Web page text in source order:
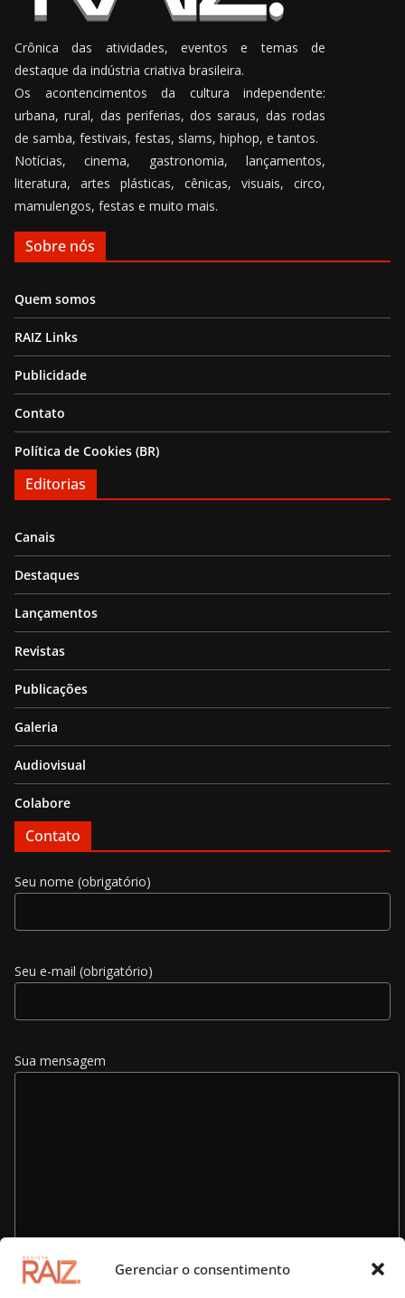
Gerenciar o consentimento
Crônica das atividades, eventos e temas de
destaque da indústria criativa brasileira.
Os acontencimentos da cultura independente:
urbana, rural, das periferias, dos saraus, das rodas
de samba, festivais, festas, slams, hiphop, e tantos.
Notícias, cinema, gastronomia, lançamentos,
literatura, artes plásticas, cênicas, visuais, circo,
mamulengos, festas e muito mais.
Sobre nós
Quem somos
RAIZ Links
Publicidade
Contato
Política de Cookies (BR)
Editorias
Canais
Destaques
Lançamentos
Revistas
Publicações
Galeria
Audiovisual
Colabore
Contato
Seu nome (obrigatório)
Seu e-mail (obrigatório)
Sua mensagem